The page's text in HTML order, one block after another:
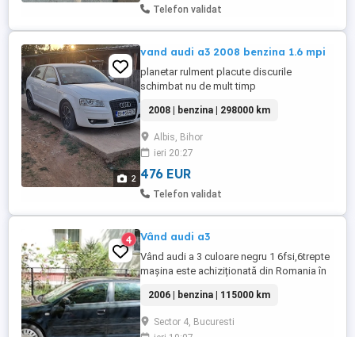
Telefon validat
2
vand audi a3 2008 benzina 1.6 mpi
planetar rulment placute discurile
schimbat nu de mult timp
2008 | benzina | 298000 km
Albis, Bihor
ieri 20:27
476 EUR
Telefon validat
4 Vând audi a3
Vând audi a 3 culoare negru 1 6fsi,6trepte
mașina este achiziționată din Romania în
16cauciucuri 2020 de vara
hankook,mașina intretinuta la mașină s au
schimbat ulei cutie viteza,ambreiaj
2006 | benzina | 115000 km
Sector 4, Bucuresti